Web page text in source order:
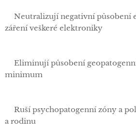
✅Neutralizují negativní působení
záření veškeré elektroniky
✅Eliminují působení
minimum
✅Ruší psychopatogenní zóny a
a rodinu